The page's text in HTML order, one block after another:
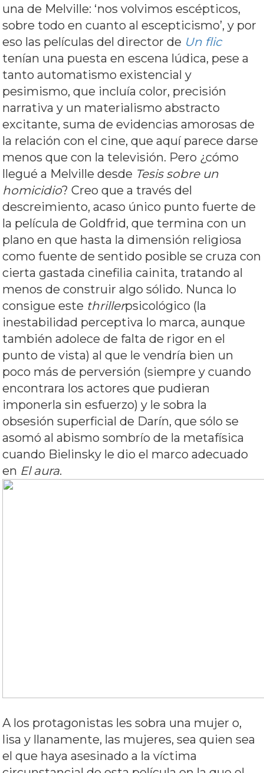
una de Melville: ‘nos volvimos escépticos,
sobre todo en cuanto al escepticismo’, y por
eso las películas del director de Un flic
tenían una puesta en escena lúdica, pese a
tanto automatismo existencial y
pesimismo, que incluía color, precisión
narrativa y un materialismo abstracto
excitante, suma de evidencias amorosas de
la relación con el cine, que aquí parece darse
menos que con la televisión. Pero ¿cómo
llegué a Melville desde Tesis sobre un
homicidio? Creo que a través del
descreimiento, acaso único punto fuerte de
la película de Goldfrid, que termina con un
plano en que hasta la dimensión religiosa
como fuente de sentido posible se cruza con
cierta gastada cinefilia cainita, tratando al
menos de construir algo sólido. Nunca lo
consigue este thrillerpsicológico (la
inestabilidad perceptiva lo marca, aunque
también adolece de falta de rigor en el
punto de vista) al que le vendría bien un
poco más de perversión (siempre y cuando
encontrara los actores que pudieran
imponerla sin esfuerzo) y le sobra la
obsesión superficial de Darín, que sólo se
asomó al abismo sombrío de la metafísica
cuando Bielinsky le dio el marco adecuado
en El aura.
A los protagonistas les sobra una mujer o,
lisa y llanamente, las mujeres, sea quien sea
el que haya asesinado a la víctima